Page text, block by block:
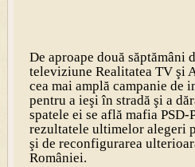
De aproape două săptămâni
televiziune Realitatea TV şi
cea mai amplă campanie de
pentru a ieşi în stradă şi a
spatele ei se află mafia
rezultatele ultimelor alegeri
şi de reconfigurarea
României.